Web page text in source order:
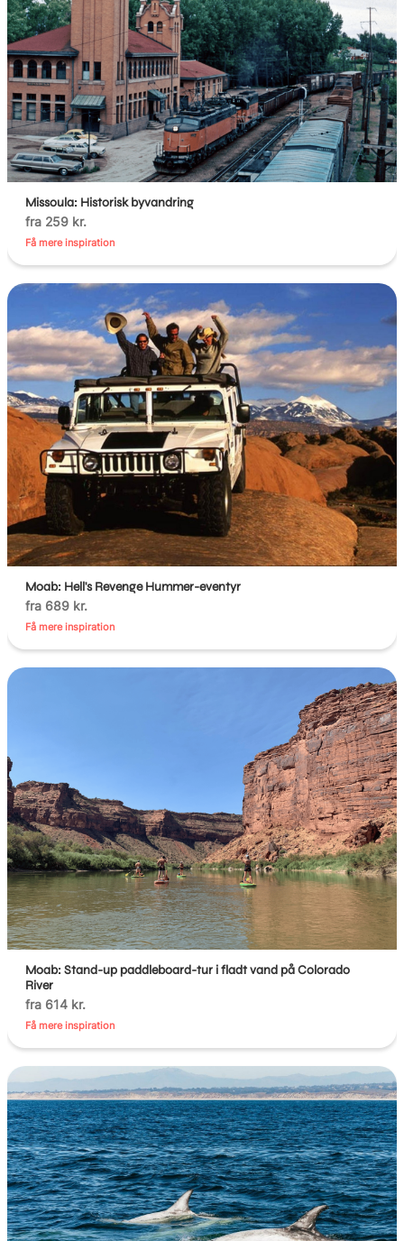
Missoula: Historisk byvandring
fra 259 kr.
Få mere inspiration
Moab: Hell's Revenge Hummer-eventyr
fra 689 kr.
Få mere inspiration
Moab: Stand-up paddleboard-tur i fladt vand på Colorado
River
fra 614 kr.
Få mere inspiration